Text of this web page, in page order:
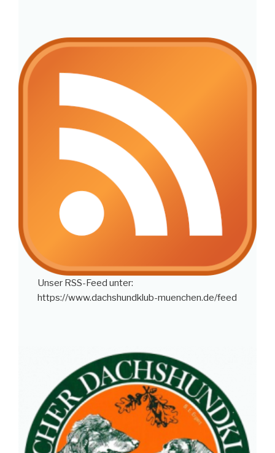
Unser RSS-Feed unter:
https://www.dachshundklub-muenchen.de/feed